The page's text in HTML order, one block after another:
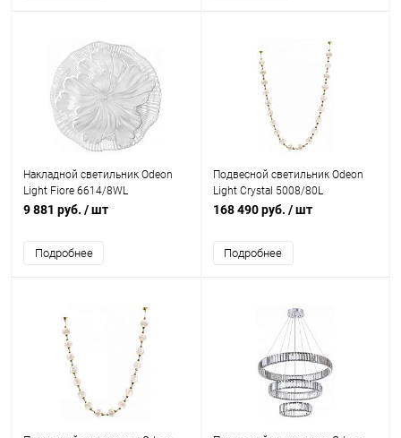
Накладной светильник Odeon
Light Fiore 6614/8WL
9 881 руб. / шт
Подробнее
Подвесной светильник Odeon
Light Crystal 5008/80L
168 490 руб. / шт
Подробнее